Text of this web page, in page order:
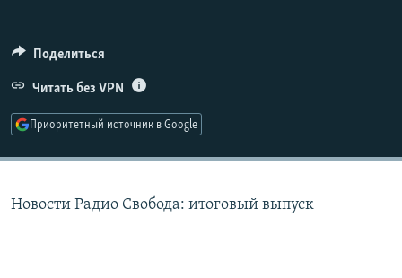
ПОДПИШИТЕСЬ НА РАССЫЛКУ
СОЦИАЛЬНЫЕ СЕТИ
Поделиться
Читать без VPN
Приоритетный источник в Google
Новости Радио Свобода: итоговый выпуск